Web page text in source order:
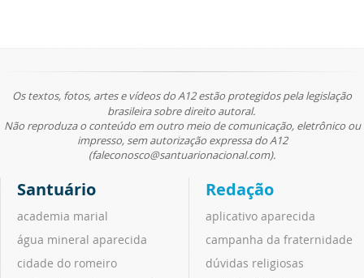
Os textos, fotos, artes e vídeos do A12 estão protegidos pela legislação
brasileira sobre direito autoral.
Não reproduza o conteúdo em outro meio de comunicação, eletrônico ou
impresso, sem autorização expressa do A12
(faleconosco@santuarionacional.com).
Santuário
academia marial
água mineral aparecida
cidade do romeiro
Redação
aplicativo aparecida
campanha da fraternidade
dúvidas religiosas